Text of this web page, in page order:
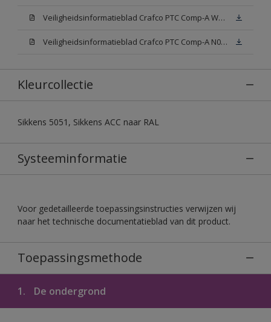
Veiligheidsinformatieblad Crafco PTC Comp-A W05 (MSDS)
Veiligheidsinformatieblad Crafco PTC Comp-A N00 (MSDS)
Kleurcollectie
Sikkens 5051, Sikkens ACC naar RAL
Systeeminformatie
Voor gedetailleerde toepassingsinstructies verwijzen wij
naar het technische documentatieblad van dit product.
Toepassingsmethode
1. De ondergrond